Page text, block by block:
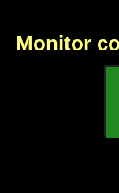
Monitor